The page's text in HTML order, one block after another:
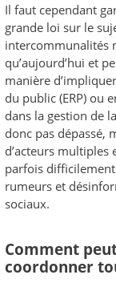
Il faut cependant
grande loi sur le
intercommunalités
qu’aujourd’hui et
manière
du public (ERP) ou
dans la gestion de
donc pas dépassé,
d’acteurs multiples
parfois
rumeurs et
sociaux.
Comment
coordonner